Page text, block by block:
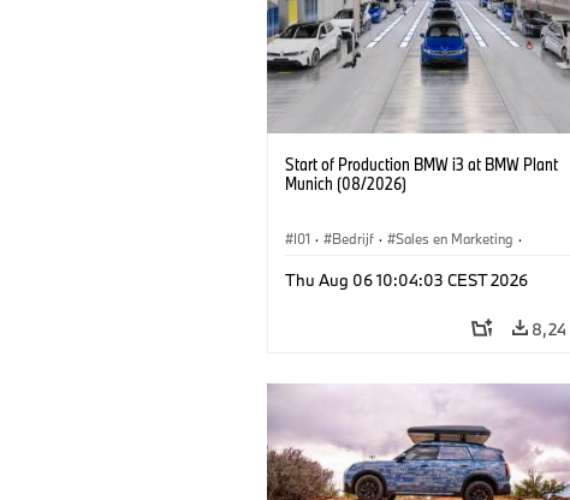
Start of Production BMW i3 at BMW Plant
Munich (08/2026)
I01 · Bedrijf · Sales en Marketing ·
Thu Aug 06 10:04:03 CEST 2026
8,24